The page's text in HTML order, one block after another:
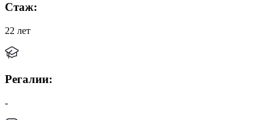
Стаж:
22 лет
Регалии:
-